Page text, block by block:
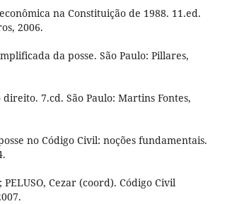
na Constituição de 1988. 11.ed.
2006.
da posse. São Paulo: Pillares,
7.cd. São Paulo: Martins Fontes,
no Código Civil: noções fundamentais.
Cezar (coord). Código Civil